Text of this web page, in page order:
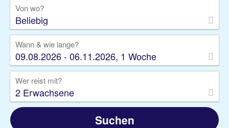
Von wo?
Beliebig
Wann & wie lange?
09.08.2026 - 06.11.2026, 1 Woche
Wer reist mit?
2 Erwachsene
Suchen